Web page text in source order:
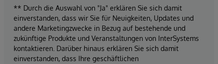
** Durch die Auswahl von "Ja" erklären Sie sich damit
einverstanden, dass wir Sie für Neuigkeiten, Updates und
andere Marketingzwecke in Bezug auf bestehende und
zukünftige Produkte und Veranstaltungen von InterSystems
kontaktieren. Darüber hinaus erklären Sie sich damit
einverstanden, dass Ihre geschäftlichen